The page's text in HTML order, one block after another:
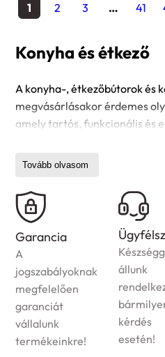
1 2 3 … 41
Konyha és étkező
A konyha-, étkezőbútorok és
megvásárlásakor érdemes
amely tartós, funkcionális és
beépíthető és ráültetős
változatban is kínáljuk, így
otthonodba illő megoldást.
és klasszikus stílusban
legtöbb konyhai enteriőrhöz.
konyhafelújításról vagy új
mindent megtalálsz egy
megfizethető áron!
Tovább olvasom
Ügyfélszolgálat
Készséggel
állunk
rendelkezésre
bármilyen
kérdés
esetén!
Legtöbb
tartjuk,
ezzel